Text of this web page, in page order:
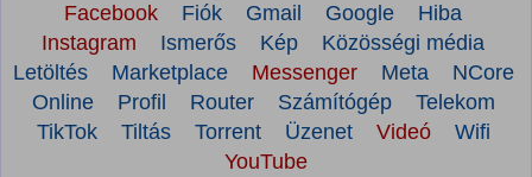
Facebook
Fiók Gmail Google
Hiba
Instagram
Ismerős Kép
Közösségi média
Letöltés
Marketplace Messenger Meta
NCore
Online
Profil Router Számítógép
Telekom
TikTok
Tiltás Torrent Üzenet Videó
Wifi
YouTube